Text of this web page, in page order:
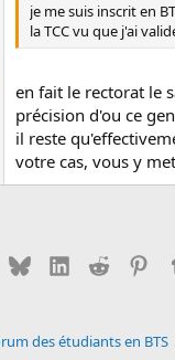
je me suis inscrit en
la TCC vu que j'ai
en fait le rectorat le
précision d'ou ce
il reste
votre cas, vous y
BlueskyLinkedInReddit
des étudiants en BTS